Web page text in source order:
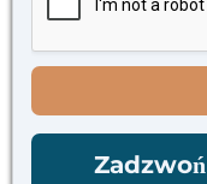
o
u
a
b
o
u
*
Zadzwoń